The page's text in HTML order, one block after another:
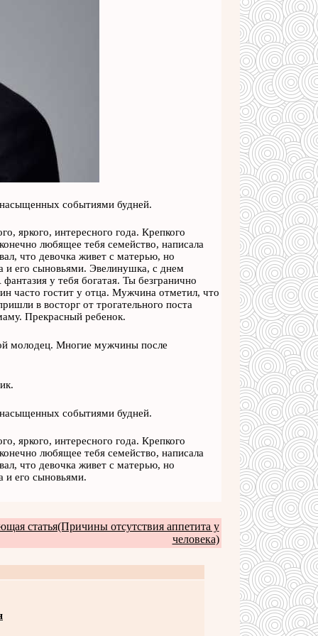
событиями будней.
яркого, интересного года. Крепкого
любящее тебя семейство, написала
что девочка живет с матерью, но
и его сыновьями. Эвелинушка, с днем
у тебя богатая. Ты безгранично
часто гостит у отца. Мужчина отметил, что
в восторг от трогательного поста
Прекрасный ребенок.
молодец. Многие мужчины после
событиями будней.
яркого, интересного года. Крепкого
любящее тебя семейство, написала
что девочка живет с матерью, но
и его сыновьями.
статья(Причины отсутствия аппетита у
человека)